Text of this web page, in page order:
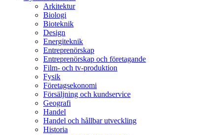
Arkitektur
Biologi
Bioteknik
Design
Energiteknik
Entreprenörskap
Entreprenörskap och företagande
Film- och tv-produktion
Fysik
Företagsekonomi
Försäljning och kundservice
Geografi
Handel
Handel och hållbar utveckling
Historia